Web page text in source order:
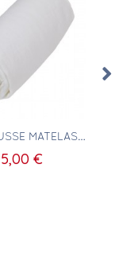
rapide DRAP HOUSSE MATELAS 55X110 100% COTON BLANC
€